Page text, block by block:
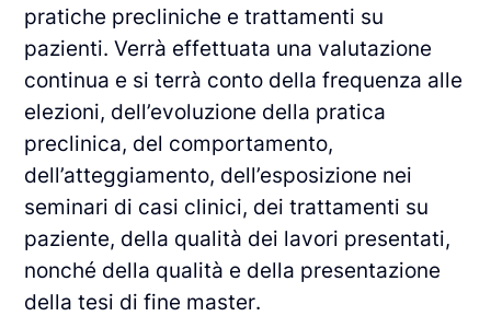
pratiche precliniche e trattamenti su
pazienti. Verrà effettuata una valutazione
continua e si terrà conto della frequenza alle
elezioni, dell’evoluzione della pratica
preclinica, del comportamento,
dell’atteggiamento, dell’esposizione nei
seminari di casi clinici, dei trattamenti su
paziente, della qualità dei lavori presentati,
nonché della qualità e della presentazione
della tesi di fine master.